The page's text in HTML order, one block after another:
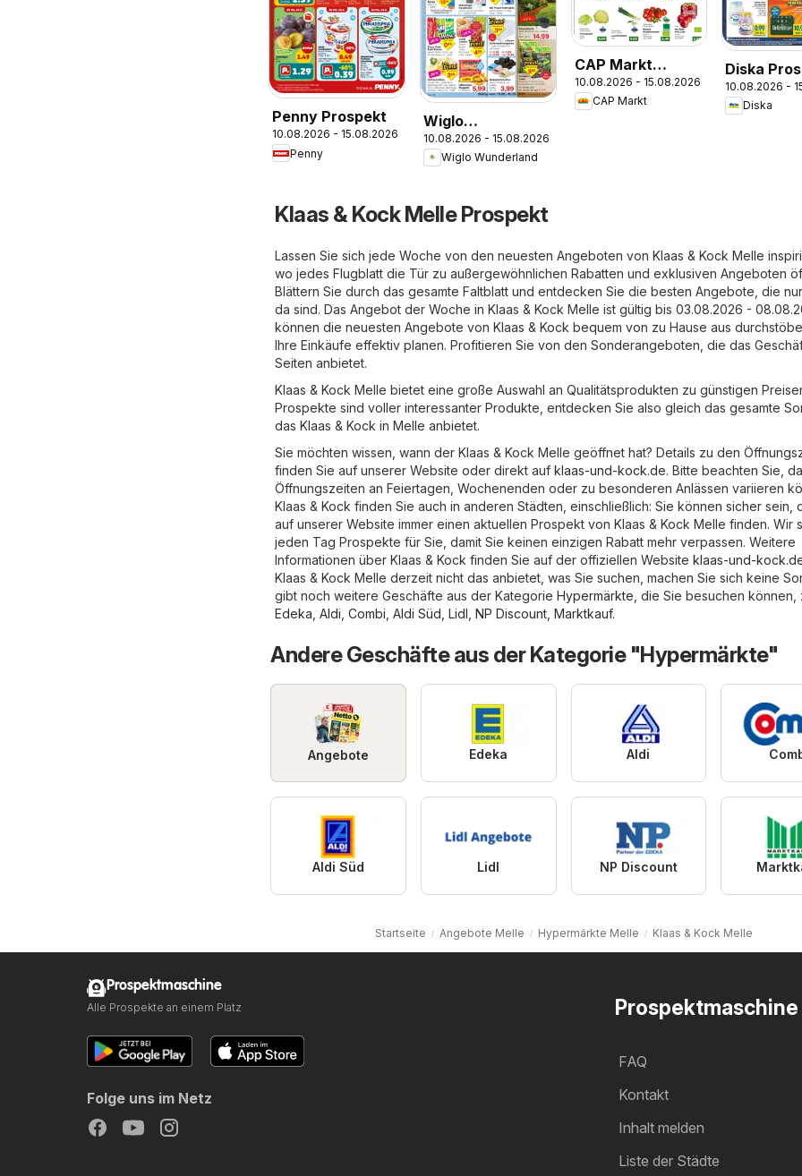
Penny Prospekt
10.08.2026 - 15.08.2026
Penny
Wiglo
Wunderland
Prospekt
10.08.2026 - 15.08.2026
Wiglo Wunderland
CAP Markt
Prospekt
10.08.2026 - 15.08.2026
CAP Markt
Diska
10.08.2026 -
Diska
Klaas & Kock Melle Prospekt
Lassen Sie sich jede Woche von den neuesten Angeboten von Klaas & Kock Melle
wo jedes Flugblatt die Tür zu außergewöhnlichen Rabatten und exklusiven Angeboten
Blättern Sie durch das gesamte Faltblatt und entdecken Sie die besten Angebote, die
da sind. Das Angebot der Woche in Klaas & Kock Melle ist gültig bis 03.08.2026 -
können die neuesten Angebote von Klaas & Kock bequem von zu Hause aus
Ihre Einkäufe effektiv planen. Profitieren Sie von den Sonderangeboten, die das
Seiten anbietet.
Klaas & Kock Melle bietet eine große Auswahl an Qualitätsprodukten zu günstigen
Prospekte sind voller interessanter Produkte, entdecken Sie also gleich das gesamte
das Klaas & Kock in Melle anbietet.
Sie möchten wissen, wann der Klaas & Kock Melle geöffnet hat? Details zu den
finden Sie auf unserer Website oder direkt auf klaas-und-kock.de. Bitte beachten Sie,
Öffnungszeiten an Feiertagen, Wochenenden oder zu besonderen Anlässen variieren
Klaas & Kock finden Sie auch in anderen Städten, einschließlich: Sie können sicher sein,
auf unserer Website immer einen aktuellen Prospekt von Klaas & Kock Melle finden. Wir
jeden Tag Prospekte für Sie, damit Sie keinen einzigen Rabatt mehr verpassen. Weitere
Informationen über Klaas & Kock finden Sie auf der offiziellen Website klaas-und-
Klaas & Kock Melle derzeit nicht das anbietet, was Sie suchen, machen Sie sich keine
gibt noch weitere Geschäfte aus der Kategorie Hypermärkte , die Sie besuchen können,
Edeka Aldi Combi Aldi Süd Lidl NP Discount Marktkauf.
Andere Geschäfte aus der Kategorie "Hypermärkte"
Angebote Edeka Aldi
Aldi Süd Lidl NP Discount
Startseite Angebote Melle Hypermärkte Melle Klaas & Kock Melle
Prospektmaschine
FAQ
Kontakt
Inhalt melden
Liste der Städte
Prospektmaschine
Alle Prospekte an einem Platz
Folge uns im Netz